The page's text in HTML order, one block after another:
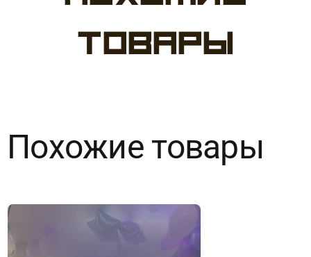
Баблстовары
Похожие товары